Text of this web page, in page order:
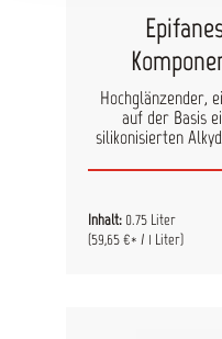
Hochglänzender,
auf der Basis
silikonisierten
geringerer
Glanz aus.
Holz –
Inhalt: 0.75 Liter
(59,65 €* / 1 Liter)